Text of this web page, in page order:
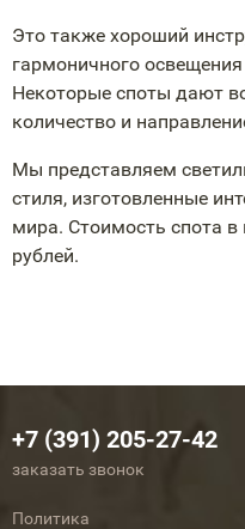
Это также хороший
гармоничного
Некоторые споты дают
количество и
Мы представляем
стиля, изготовленные
мира. Стоимость спота в
рублей.
+7 (391) 205-27-42
заказать звонок
Политика